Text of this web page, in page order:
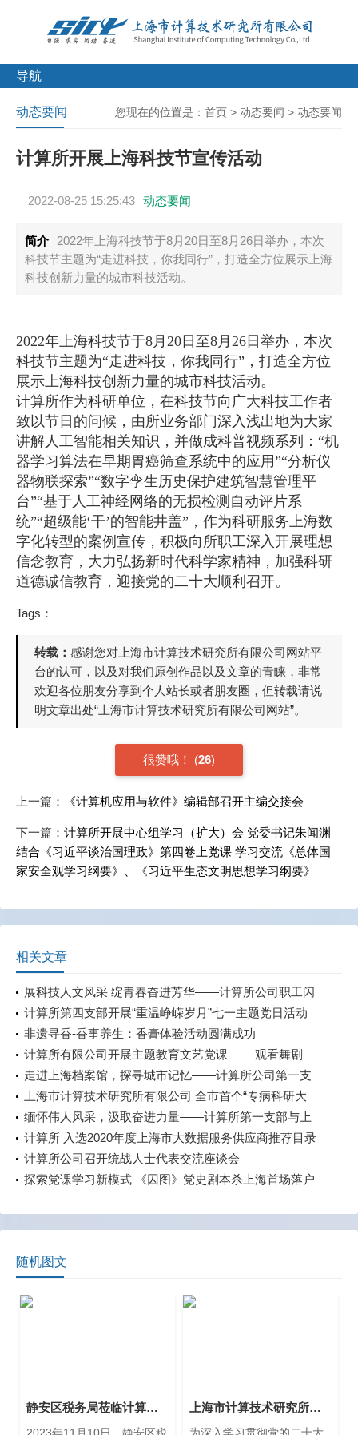
导航
您现在的位置是： 首页 > 动态要闻 > 动态要闻
动态要闻
计算所开展上海科技节宣传活动
2022-08-25 15:25:43 动态要闻
简介
2022年上海科技节于8月20日至8月26日举办，本次
科技节主题为“走进科技，你我同行”，打造全方位展示上海
科技创新力量的城市科技活动。
2022年上海科技节于8月20日至8月26日举办，本次
科技节主题为“走进科技，你我同行”，打造全方位
展示上海科技创新力量的城市科技活动。
计算所作为科研单位，在科技节向广大科技工作者
致以节日的问候，由所业务部门深入浅出地为大家
讲解人工智能相关知识，并做成科普视频系列：“机
器学习算法在早期胃癌筛查系统中的应用”“分析仪
器物联探索”“数字孪生历史保护建筑智慧管理平
台”“基于人工神经网络的无损检测自动评片系
统”“超级能‘干’的智能井盖”，作为科研服务上海数
字化转型的案例宣传，积极向所职工深入开展理想
信念教育，大力弘扬新时代科学家精神，加强科研
道德诚信教育，迎接党的二十大顺利召开。
Tags：
转载： 感谢您对上海市计算技术研究所有限公司网站平
台的认可，以及对我们原创作品以及文章的青睐，非常
欢迎各位朋友分享到个人站长或者朋友圈，但转载请说
明文章出处“上海市计算技术研究所有限公司网站”。
很赞哦！ (26)
上一篇： 《计算机应用与软件》编辑部召开主编交接会
下一篇： 计算所开展中心组学习（扩大）会 党委书记朱闻渊
结合《习近平谈治国理政》第四卷上党课 学习交流《总体国
家安全观学习纲要》、《习近平生态文明思想学习纲要》
相关文章
展科技人文风采 绽青春奋进芳华——计算所公司职工闪
耀市科技系统职工演讲、歌唱比赛
计算所第四支部开展“重温峥嵘岁月”七一主题党日活动
非遗寻香-香事养生：香膏体验活动圆满成功
计算所有限公司开展主题教育文艺党课 ——观看舞剧
《永不消逝的电波》
走进上海档案馆，探寻城市记忆——计算所公司第一支
部和第四支部开展主题党日活动
上海市计算技术研究所有限公司 全市首个“专病科研大
数据标准化试点”项目通过验收
缅怀伟人风采，汲取奋进力量——计算所第一支部与上
材所期刊支部共赴上海毛泽东旧居陈列馆开展主题党日
活动
计算所 入选2020年度上海市大数据服务供应商推荐目录
计算所公司召开统战人士代表交流座谈会
探索党课学习新模式 《囚图》党史剧本杀上海首场落户
随机图文
静安区税务局莅临计算所公司开展指导交流 上海市计算技术研究所有限公司召开2024年全面从严治党工作会议